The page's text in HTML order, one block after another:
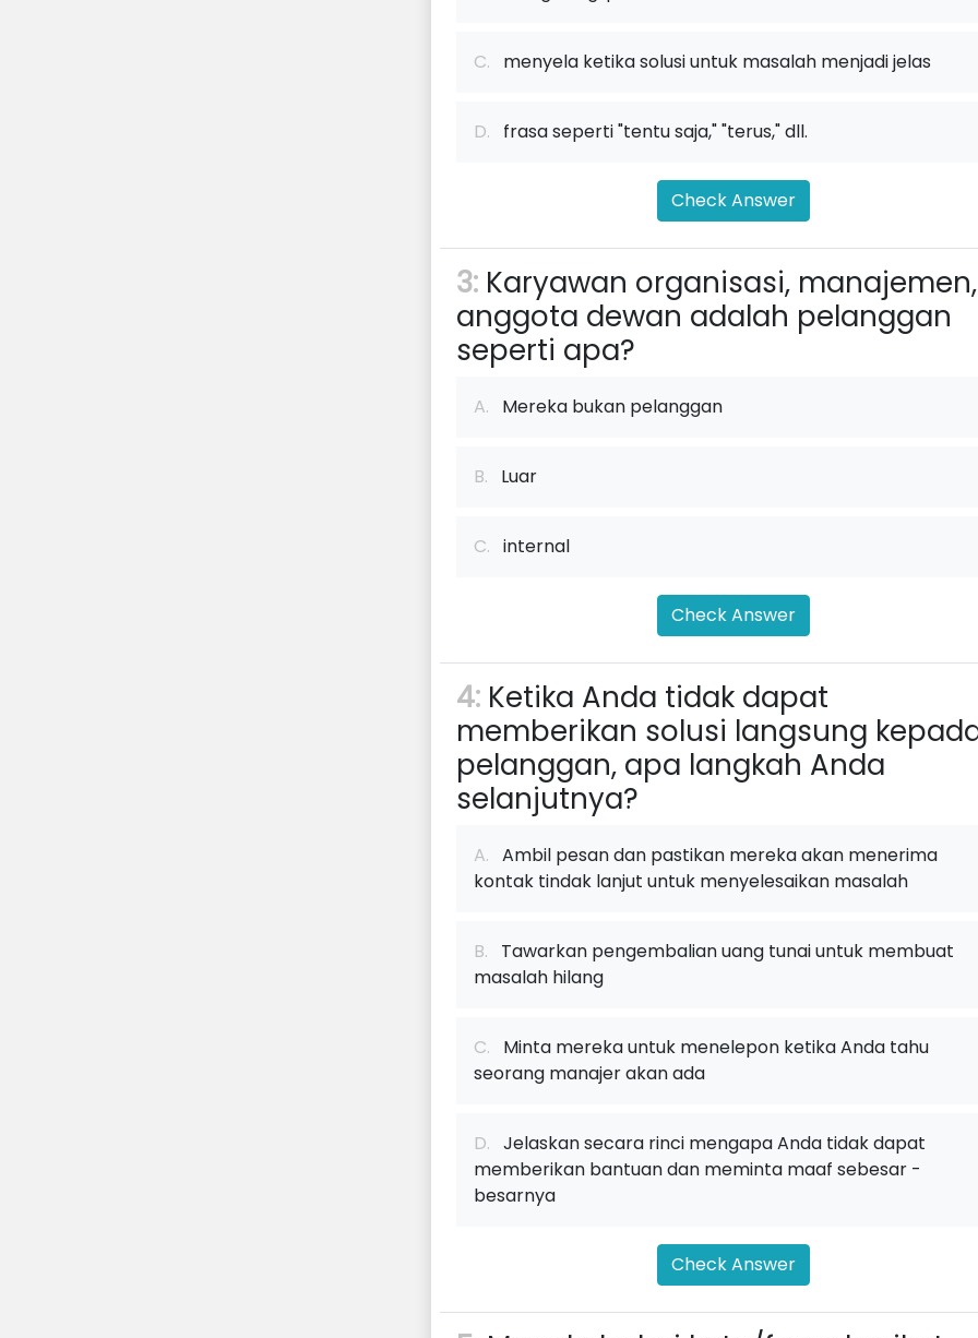
C. menyela ketika solusi untuk masalah menjadi jelas
D. frasa seperti "tentu saja," "terus," dll.
Check Answer
3: Karyawan organisasi, manajemen,
anggota dewan adalah pelanggan
seperti apa?
A. Mereka bukan pelanggan
B. Luar
C. internal
Check Answer
4: Ketika Anda tidak dapat
memberikan solusi langsung
pelanggan, apa langkah Anda
selanjutnya?
A. Ambil pesan dan pastikan mereka akan menerima
kontak tindak lanjut untuk menyelesaikan masalah
B. Tawarkan pengembalian uang tunai untuk membuat
masalah hilang
C. Minta mereka untuk menelepon ketika Anda tahu
seorang manajer akan ada
D. Jelaskan secara rinci mengapa Anda tidak dapat
memberikan bantuan dan meminta maaf sebesar -
besarnya
Check Answer